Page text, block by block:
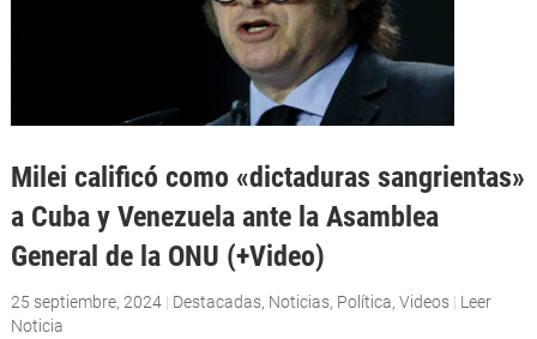
Milei calificó como «dictaduras sangrientas»
a Cuba y Venezuela ante la Asamblea
General de la ONU (+Video)
25 septiembre, 2024| Destacadas, Noticias, Política, Videos | Leer
Noticia